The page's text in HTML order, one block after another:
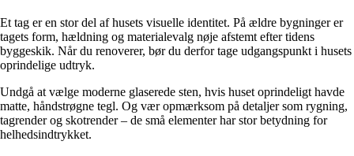
Et tag er en stor del af husets visuelle identitet. På ældre bygninger er
tagets form, hældning og materialevalg nøje afstemt efter tidens
byggeskik. Når du renoverer, bør du derfor tage udgangspunkt i husets
oprindelige udtryk.
Undgå at vælge moderne glaserede sten, hvis huset oprindeligt havde
matte, håndstrøgne tegl. Og vær opmærksom på detaljer som rygning,
tagrender og skotrender – de små elementer har stor betydning for
helhedsindtrykket.